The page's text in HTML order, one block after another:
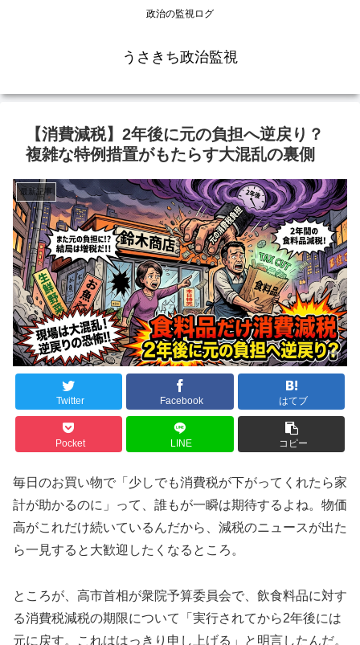
政治の監視ログ
うさきち政治監視
【消費減税】2年後に元の負担へ逆戻り？
複雑な特例措置がもたらす大混乱の裏側
最新記事
Twitter Facebook はてブ
Pocket LINE コピー
毎日のお買い物で「少しでも消費税が下がってくれたら家
計が助かるのに」って、誰もが一瞬は期待するよね。物価
高がこれだけ続いているんだから、減税のニュースが出た
ら一見すると大歓迎したくなるところ。
ところが、高市首相が衆院予算委員会で、飲食料品に対す
る消費税減税の期限について「実行されてから2年後には
元に戻す。これははっきり申し上げる」と明言したんだ。